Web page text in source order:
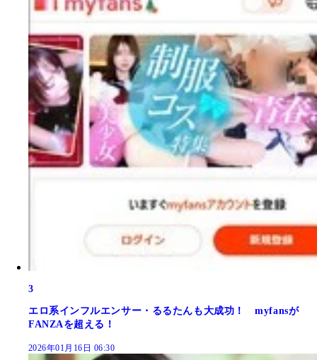
3
エロ系インフルエンサー・るるたんも大成功！ myfansが
FANZAを超える！
2026年01月16日 06:30